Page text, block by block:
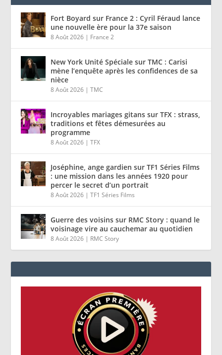
Fort Boyard sur France 2 : Cyril Féraud lance
une nouvelle ère pour la 37e saison
8 Août 2026 | France 2
New York Unité Spéciale sur TMC : Carisi
mène l’enquête après les confidences de sa
nièce
8 Août 2026 |TMC
Incroyables mariages gitans sur TFX : strass,
traditions et fêtes démesurées au
programme
8 Août 2026 |TFX
Joséphine, ange gardien sur TF1 Séries Films
: une mission dans les années 1920 pour
percer le secret d’un portrait
8 Août 2026 |TF1 Séries Films
Guerre des voisins sur RMC Story : quand le
voisinage vire au cauchemar au quotidien
8 Août 2026 | RMC Story